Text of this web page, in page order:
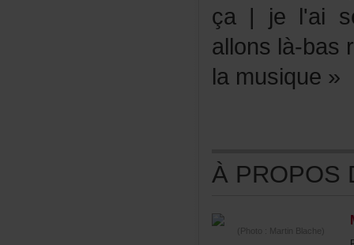
allonslà-
lamusique»
(Photo:MartinBlache)